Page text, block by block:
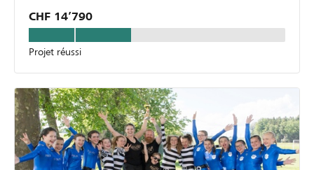
CHF 14’790
Projet réussi